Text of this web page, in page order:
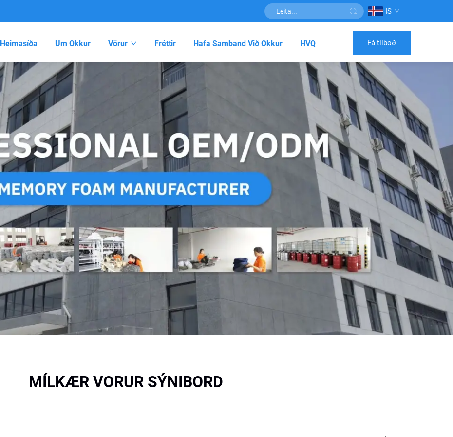
IS
Heimasíða Um Okkur Vörur Fréttir Hafa Samband Við Okkur HVQ Fá tilboð
MÍLKÆR VORUR SÝNIBORD